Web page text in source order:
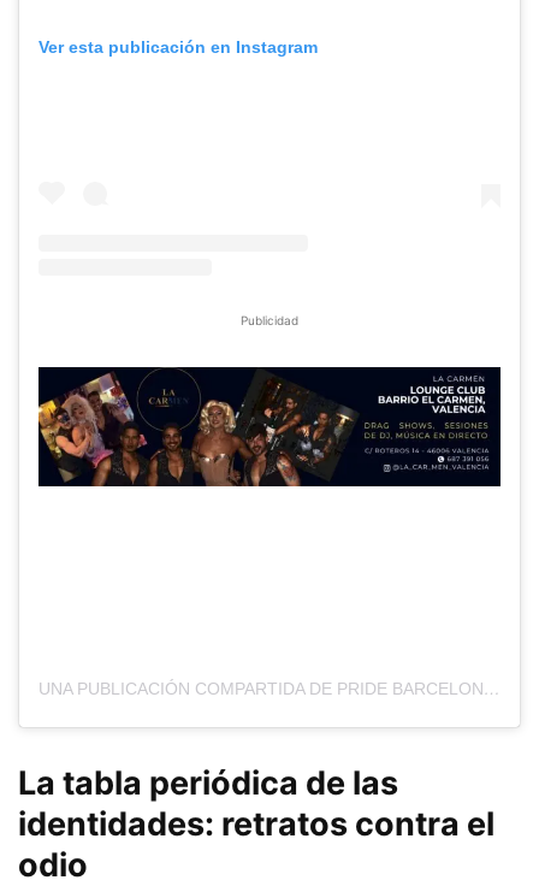
Ver esta publicación en Instagram
Publicidad
UNA PUBLICACIÓN COMPARTIDA DE PRIDE BARCELONA (@PRIDEBARCELONA)
La tabla periódica de las
identidades: retratos contra el
odio